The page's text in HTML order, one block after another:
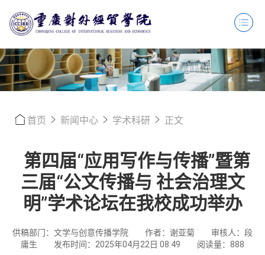
首页 新闻中心 学术科研 正文
第四届“应用写作与传播”暨第
三届“公文传播与 社会治理文
明”学术论坛在我校成功举办
供稿部门：文学与创意传播学院 作者：谢亚菊
审核人：段
庸生
发布时间：2025年04月22日 08:49 阅读量： 888